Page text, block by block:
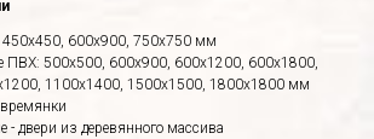
450х450, 600х900, 750х750 мм
ПВХ: 500х500, 600х900, 600х1200, 600х1800,
1100х1400, 1500х1500, 1800х1800 мм
- двери из деревянного массива